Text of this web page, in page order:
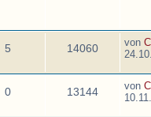
5 14060 von
0 13144 von